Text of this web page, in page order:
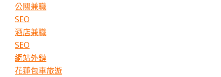
公關兼職
SEO
酒店兼職
SEO
網站外鏈
花蓮包車旅遊